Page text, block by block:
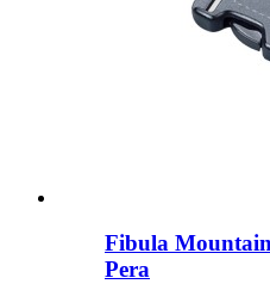
Fibula
Pera